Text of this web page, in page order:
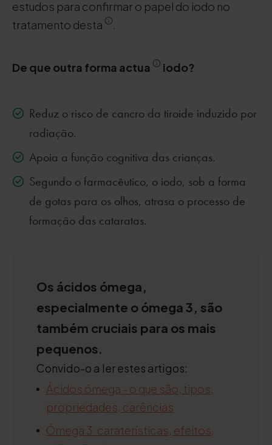
estudos para confirmar o papel do iodo no
tratamento desta
.
De que outra forma actua iodo?
Reduz o risco de cancro da tiroide induzido por
radiação.
Apoia a função cognitiva das crianças.
Segundo o farmacêutico, o iodo, sob a forma
de gotas para os olhos, atrasa o processo de
formação das cataratas.
Os ácidos ómega,
especialmente o ómega 3, são
também cruciais para os mais
pequenos.
Convido-o a ler estes artigos:
Ácidos ómega - o que são, tipos,
propriedades, carências
Ómega 3: caraterísticas, efeitos,